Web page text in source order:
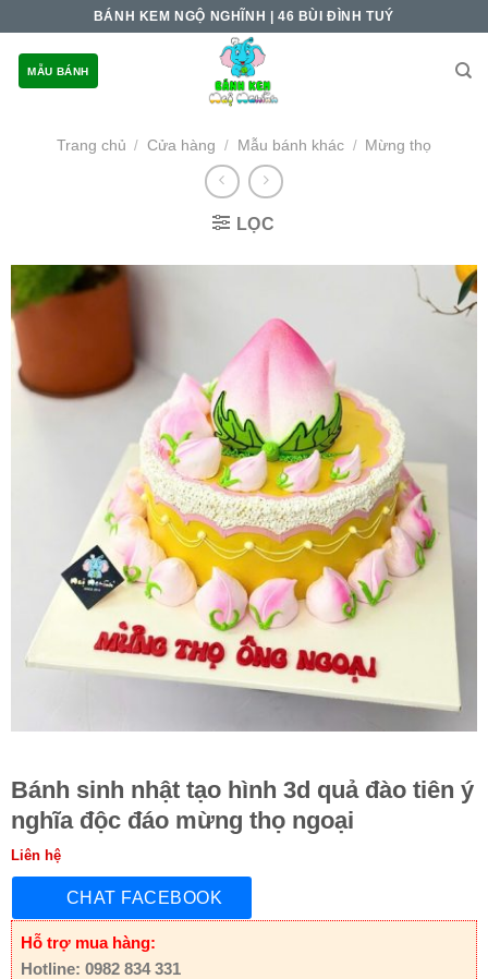
content
BÁNH KEM NGỘ NGHĨNH | 46 BÙI ĐÌNH TUÝ
MẪU BÁNH
Trang chủ / Cửa hàng / Mẫu bánh khác / Mừng thọ
LỌC
Bánh sinh nhật tạo hình 3d quả đào tiên ý
nghĩa độc đáo mừng thọ ngoại
Liên hệ
CHAT FACEBOOK
Hỗ trợ mua hàng:
Hotline: 0982 834 331